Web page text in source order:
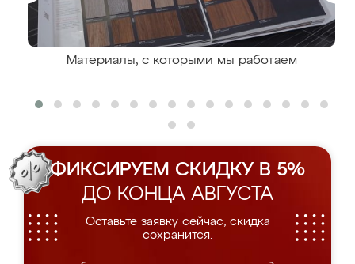
Материалы, с которыми мы работаем
ФИКСИРУЕМ СКИДКУ В 5%
ДО КОНЦА АВГУСТА
Оставьте заявку сейчас, скидка
сохранится.